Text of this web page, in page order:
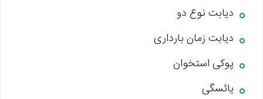
دیابت نوع دو
دیابت زمان بارداری
پوکی استخوان
یائسگی